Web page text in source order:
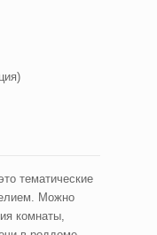
тематические
Можно
комнаты,